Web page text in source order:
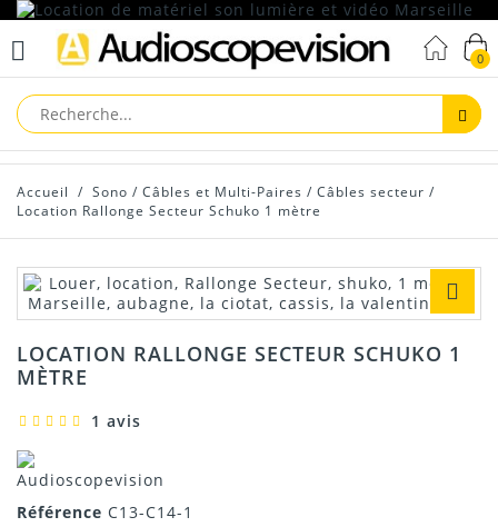
0
Accueil / Sono / Câbles et Multi-Paires / Câbles secteur /
Location Rallonge Secteur Schuko 1 mètre
LOCATION RALLONGE SECTEUR SCHUKO 1
MÈTRE
1 avis
Référence C13-C14-1